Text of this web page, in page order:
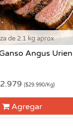
de 2.1 kg aprox
Angus Urien
($29.990/Kg)
Agregar